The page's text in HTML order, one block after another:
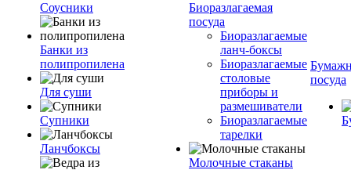
Соусники
Банки из
полипропилена
Для суши
Супники
Ланчбоксы
Биоразлагаемая
посуда
Биоразлагаемые
ланч-боксы
Биоразлагаемые
столовые
приборы и
размешиватели
Биоразлагаемые
тарелки
Молочные стаканы
посуда